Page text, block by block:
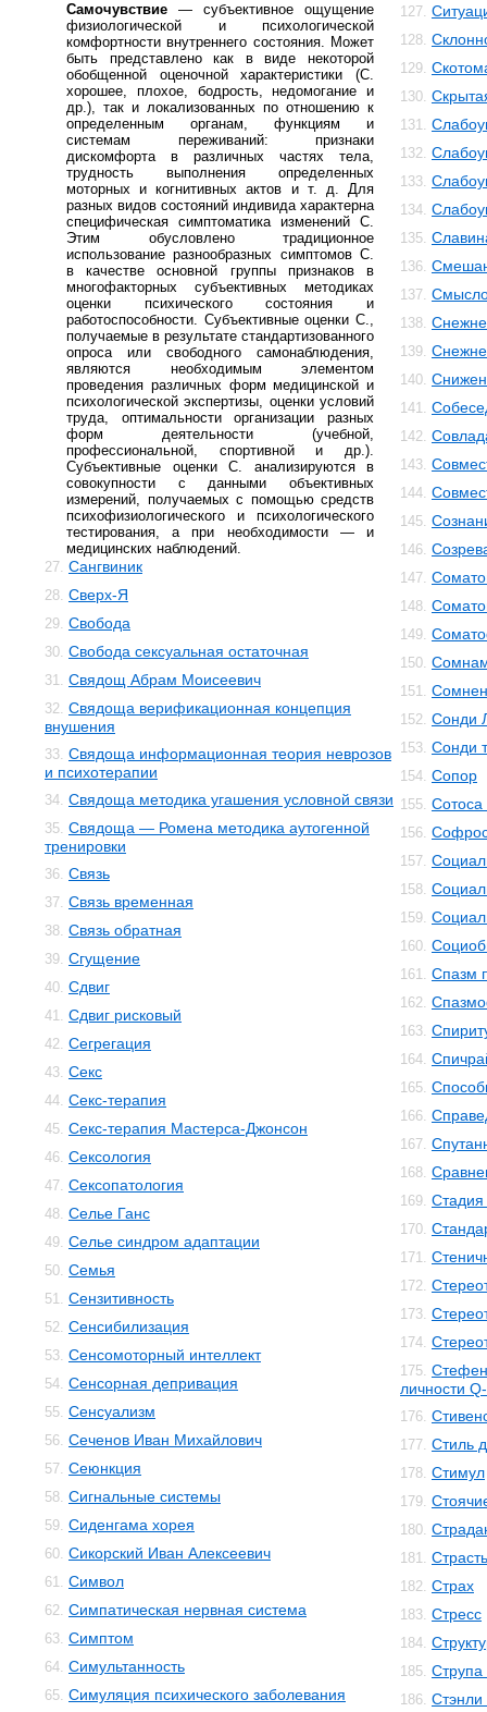
Самочувствие — субъективное ощущение
физиологической и психологической
комфортности внутреннего состояния. Может
быть представлено как в виде некоторой
обобщенной оценочной характеристики (С.
хорошее, плохое, бодрость, недомогание и
др.), так и локализованных по отношению к
определенным органам, функциям и
системам переживаний: признаки
дискомфорта в различных частях тела,
трудность выполнения определенных
моторных и когнитивных актов и т. д. Для
разных видов состояний индивида характерна
специфическая симптоматика изменений С.
Этим обусловлено традиционное
использование разнообразных симптомов С.
в качестве основной группы признаков в
многофакторных субъективных методиках
оценки психического состояния и
работоспособности. Субъективные оценки С.,
получаемые в результате стандартизованного
опроса или свободного самонаблюдения,
являются необходимым элементом
проведения различных форм медицинской и
психологической экспертизы, оценки условий
труда, оптимальности организации разных
форм деятельности (учебной,
профессиональной, спортивной и др.).
Субъективные оценки С. анализируются в
совокупности с данными объективных
измерений, получаемых с помощью средств
психофизиологического и психологического
тестирования, а при необходимости — и
медицинских наблюдений.
27. Сангвиник
28. Сверх-Я
29. Свобода
30. Свобода сексуальная остаточная
31. Свядощ Абрам Моисеевич
32. Свядоща верификационная концепция
внушения
33. Свядоща информационная теория неврозов
и психотерапии
34. Свядоща методика угашения условной связи
35. Свядоща — Ромена методика аутогенной
тренировки
36. Связь
37. Связь временная
38. Связь обратная
39. Сгущение
40. Сдвиг
41. Сдвиг рисковый
42. Сегрегация
43. Секс
44. Секс-терапия
45. Секс-терапия Мастерса-Джонсон
46. Сексология
47. Сексопатология
48. Селье Ганс
49. Селье синдром адаптации
50. Семья
51. Сензитивность
52. Сенсибилизация
53. Сенсомоторный интеллект
54. Сенсорная депривация
55. Сенсуализм
56. Сеченов Иван Михайлович
57. Сеюнкция
58. Сигнальные системы
59. Сиденгама хорея
60. Сикорский Иван Алексеевич
61. Символ
62. Симпатическая нервная система
63. Симптом
64. Симультанность
65. Симуляция психического заболевания
127.
128.
129.
130.
131.
132.
133.
134.
135.
136.
137.
138.
139.
140.
141.
142.
143.
144.
145.
146.
147.
148.
149.
150.
151.
152. Сонди
153. Сонди
154. Сопор
155.
156.
157.
158.
159.
160.
161. Спазм
162.
163.
164.
165.
166.
167.
168.
169. Стадия
170.
171.
172.
173.
174.
175.
личности
176.
177. Стиль
178. Стимул
179.
180.
181. Страсть
182. Страх
183. Стресс
184.
185.
186.